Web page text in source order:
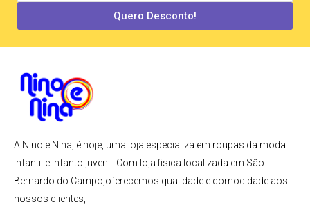
Quero Desconto!
A Nino e Nina, é hoje, uma loja especializa em roupas da moda
infantil e infanto juvenil. Com loja fisica localizada em São
Bernardo do Campo,oferecemos qualidade e comodidade aos
nossos clientes,